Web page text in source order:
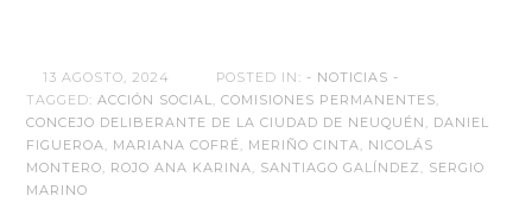
13 AGOSTO, 2024 POSTED IN: - NOTICIAS -
TAGGED:ACCIÓN SOCIAL ,COMISIONES PERMANENTES
CONCEJO DELIBERANTE DE LA CIUDAD DE NEUQUÉN
DANIEL
FIGUEROA
MARIANA COFRÉ MERIÑO CINTA
NICOLÁS
MONTERO
ROJO ANA KARINA SANTIAGO GALÍNDEZ
SERGIO
MARINO